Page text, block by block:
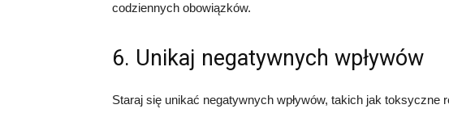
codziennych obowiązków.
6. Unikaj negatywnych wpływów
Staraj się unikać negatywnych wpływów, takich jak toksyczne